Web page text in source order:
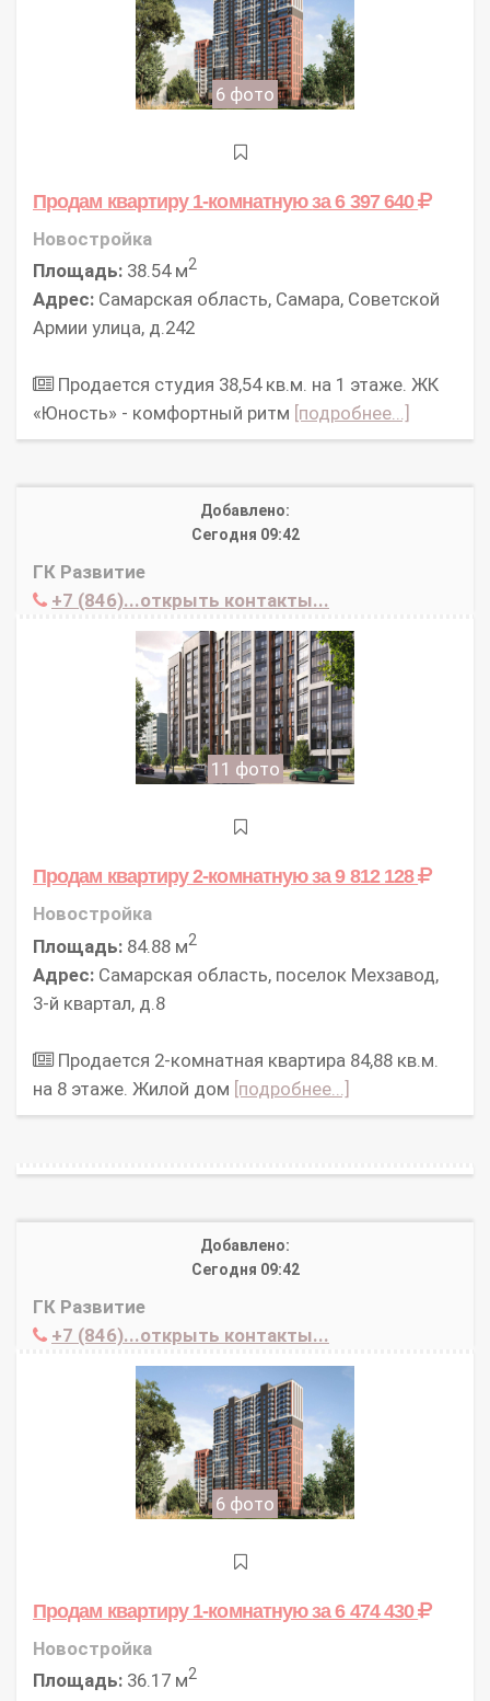
6 фото
Продам квартиру 1-комнатнуюза 6 397 640
Новостройка
Площадь: 38.54 м2
Адрес: Самарская область, Самара, Советской
Армии улица, д.242
Продается студия 38,54 кв.м. на 1 этаже. ЖК
«Юность» - комфортный ритм [подробнее...]
Добавлено:
Сегодня 09:42
ГК Развитие
+7 (846)...открыть контакты...
11 фото
Продам квартиру 2-комнатнуюза 9 812 128
Новостройка
Площадь: 84.88 м2
Адрес: Самарская область, поселок Мехзавод,
3-й квартал, д.8
Продается 2-комнатная квартира 84,88 кв.м.
на 8 этаже. Жилой дом [подробнее...]
Добавлено:
Сегодня 09:42
ГК Развитие
+7 (846)...открыть контакты...
6 фото
Продам квартиру 1-комнатнуюза 6 474 430
Новостройка
Площадь: 36.17 м2